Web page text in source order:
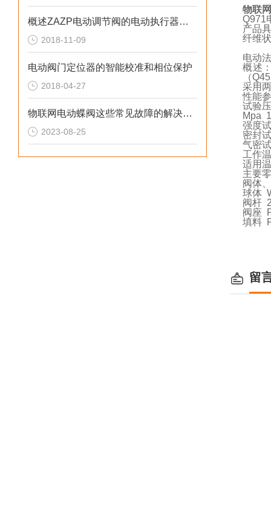
概述ZAZP电动调节阀的电动执行器选用
2018-11-09
电动阀门定位器的智能校准和相位保护
2018-04-27
物联网电动蝶阀这些常见故障的解决方法您知道吗？
2023-08-25
物联
Q971
产品
纤维
电动
概
（
采用
性能
试验
Mpa
强度
密封
气密
工作
适用
主要
阀体
球体
阀杆
阀座
填料
留